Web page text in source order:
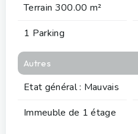
Terrain 300.00 m²
1 Parking
Autres
Etat général : Mauvais
Immeuble de 1 étage